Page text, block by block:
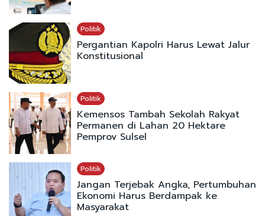
Politik
Pergantian Kapolri Harus Lewat Jalur
Konstitusional
Politik
Kemensos Tambah Sekolah Rakyat
Permanen di Lahan 20 Hektare
Pemprov Sulsel
Politik
Jangan Terjebak Angka, Pertumbuhan
Ekonomi Harus Berdampak ke
Masyarakat